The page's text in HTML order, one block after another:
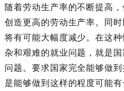
随着劳动生产率的不断提高
创造更高的劳动生产率。同
将有可能大幅度减少。在这
杂和艰难的就业问题，就是
问题。要求国家完全能够做
是能够做到这样的程度可能